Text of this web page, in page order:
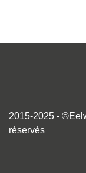
2015-2025 -
réservés